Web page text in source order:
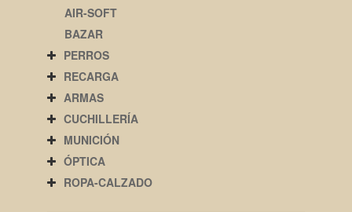
AIR-SOFT
BAZAR
PERROS
RECARGA
ARMAS
CUCHILLERÍA
MUNICIÓN
ÓPTICA
ROPA-CALZADO